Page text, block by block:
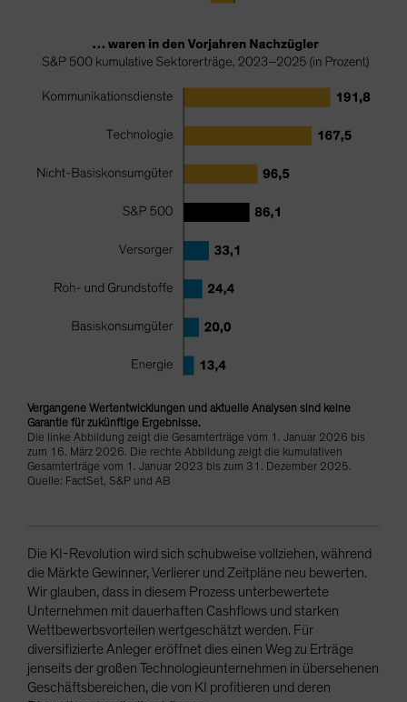
Vergangene Wertentwicklungen und aktuelle Analysen sind keine
Garantie für zukünftige Ergebnisse.
Die linke Abbildung zeigt die Gesamterträge vom 1. Januar 2026 bis
zum 16. März 2026. Die rechte Abbildung zeigt die kumulativen
Gesamterträge vom 1. Januar 2023 bis zum 31. Dezember 2025.
Quelle: FactSet, S&P und AB
Die KI-Revolution wird sich schubweise vollziehen, während
die Märkte Gewinner, Verlierer und Zeitpläne neu bewerten.
Wir glauben, dass in diesem Prozess unterbewertete
Unternehmen mit dauerhaften Cashflows und starken
Wettbewerbsvorteilen wertgeschätzt werden. Für
diversifizierte Anleger eröffnet dies einen Weg zu Erträge
jenseits der großen Technologieunternehmen in übersehenen
Geschäftsbereichen, die von KI profitieren und deren